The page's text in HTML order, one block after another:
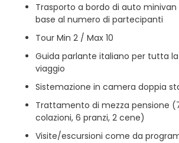
Trasporto a bordo di auto minivan
base al numero di partecipanti
Tour Min 2 / Max 10
Guida parlante italiano per tutta
viaggio
Sistemazione in camera doppia
Trattamento di mezza pensione
colazioni, 6 pranzi, 2 cene)
Visite/escursioni come da